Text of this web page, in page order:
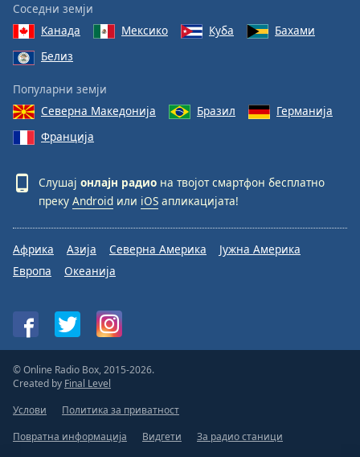
Соседни земји
Канада
Мексико Куба
Бахами
Белиз
Популарни земји
Северна Македонија
Бразил
Германија
Франција
Слушај онлајн радио на твојот смартфон бесплатно
преку Android или iOS апликацијата!
Африка Азија Северна Америка
Јужна Америка
Европа
Океанија
© Online Radio Box, 2015-2026.
Created by Final Level
Услови
Политика за приватност
Повратна информација
Видгети За радио станици